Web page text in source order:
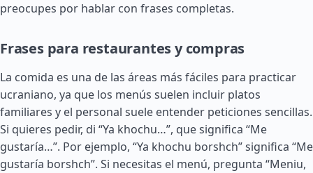
preocupes por hablar con frases completas.
Frases para restaurantes y compras
La comida es una de las áreas más fáciles para practicar
ucraniano, ya que los menús suelen incluir platos
familiares y el personal suele entender peticiones sencillas.
Si quieres pedir, di “Ya khochu…”, que significa “Me
gustaría…”. Por ejemplo, “Ya khochu borshch” significa “Me
gustaría borshch”. Si necesitas el menú, pregunta “Meniu,